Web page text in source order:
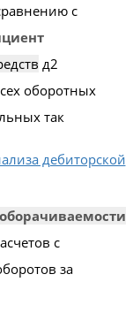
с
д2
оборотных
так
дебиторской
оборачиваемости
с
за